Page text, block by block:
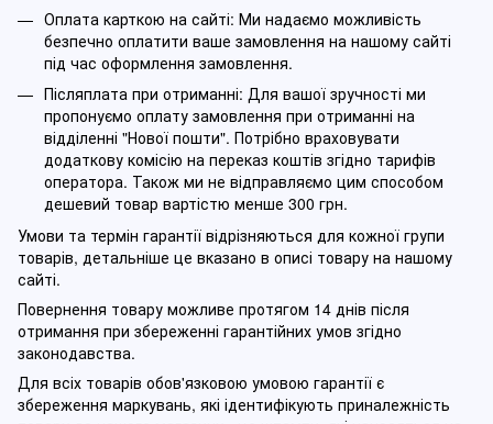
Оплата карткою на сайті: Ми надаємо можливість
безпечно оплатити ваше замовлення на нашому сайті
під час оформлення замовлення.
Післяплата при отриманні: Для вашої зручності ми
пропонуємо оплату замовлення при отриманні на
відділенні "Нової пошти". Потрібно враховувати
додаткову комісію на переказ коштів згідно тарифів
оператора. Також ми не відправляємо цим способом
дешевий товар вартістю менше 300 грн.
Умови та термін гарантії відрізняються для кожної групи
товарів, детальніше це вказано в описі товару на нашому
сайті.
Повернення товару можливе протягом 14 днів після
отримання при збереженні гарантійних умов згідно
законодавства.
Для всіх товарів обов'язковою умовою гарантії є
збереження маркувань, які ідентифікують приналежність